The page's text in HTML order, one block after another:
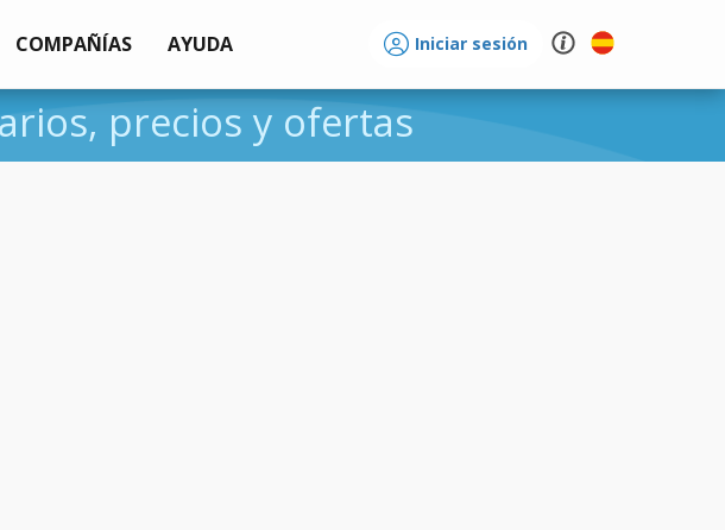
COMPAÑÍAS AYUDA Iniciar sesión
precios y ofertas